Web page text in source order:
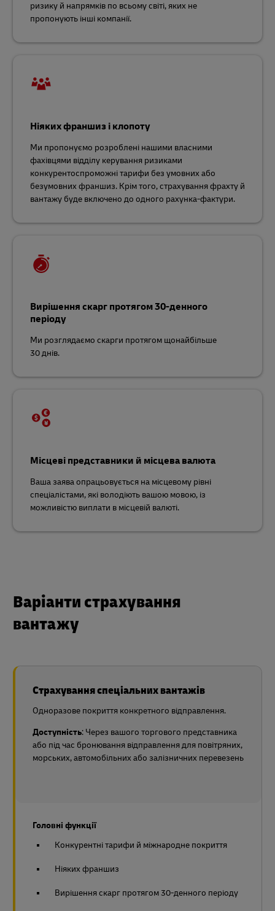
ризику й напрямків по всьому світі, яких не
пропонують інші компанії.
Ніяких франшиз і клопоту
Ми пропонуємо розроблені нашими власними
фахівцями відділу керування ризиками
конкурентоспроможні тарифи без умовних або
безумовних франшиз. Крім того, страхування фрахту й
вантажу буде включено до одного рахунка-фактури.
Вирішення скарг протягом 30-денного
періоду
Ми розглядаємо скарги протягом щонайбільше
30 днів.
Місцеві представники й місцева валюта
Ваша заява опрацьовується на місцевому рівні
спеціалістами, які володіють вашою мовою, із
можливістю виплати в місцевій валюті.
Варіанти страхування
вантажу
Страхування спеціальних вантажів
Одноразове покриття конкретного відправлення.
Доступність: Через вашого торгового представника
або під час бронювання відправлення для повітряних,
морських, автомобільних або залізничних перевезень
Головні функції
Конкурентні тарифи й міжнародне покриття
Ніяких франшиз
Вирішення скарг протягом 30-денного періоду